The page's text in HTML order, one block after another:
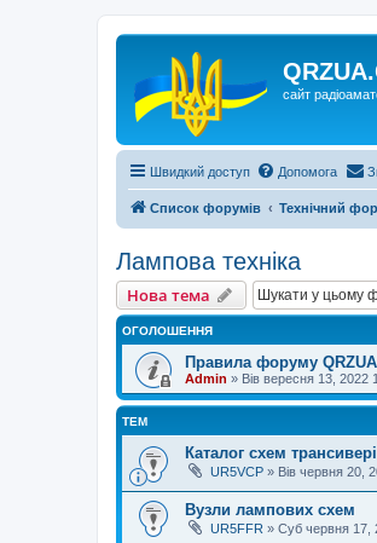
сайт
Швидкий доступ Допомога
Список форумів Технічний
Лампова техніка
Нова тема
ОГОЛОШЕННЯ
Правила форуму
Admin » Вів вересня 13, 2022
ТЕМ
Каталог схем
UR5VCP » Вів червня 20,
Вузли лампових схем
UR5FFR » Суб червня 17,